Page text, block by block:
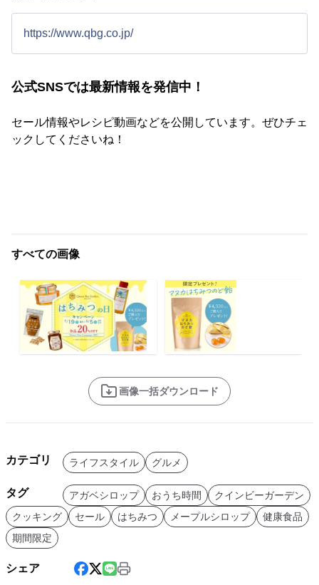
https://www.qbg.co.jp/
公式SNSでは最新情報を発信中！
セール情報やレシピ動画などを公開しています。ぜひチェ
ックしてくださいね！
すべての画像
画像一括ダウンロード
カテゴリ ライフスタイル グルメ
タグ アガベシロップ おうち時間
クインビーガーデン
クッキング
セール はちみつ メープルシロップ
健康食品
期間限定
シェア